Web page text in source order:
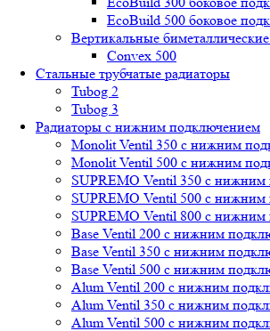
EcoBuild 500 боковое
Вертикальные
Convex 500
Стальные трубчатые радиаторы
Tubog 2
Tubog 3
Радиаторы с нижним подключением
Monolit Ventil 350 с нижним
Monolit Ventil 500 с нижним
SUPREMO Ventil 350 с
SUPREMO Ventil 500 с
SUPREMO Ventil 800 с
Base Ventil 200 с нижним
Base Ventil 350 с нижним
Base Ventil 500 с нижним
Alum Ventil 200 с нижним
Alum Ventil 350 с нижним
Alum Ventil 500 с нижним